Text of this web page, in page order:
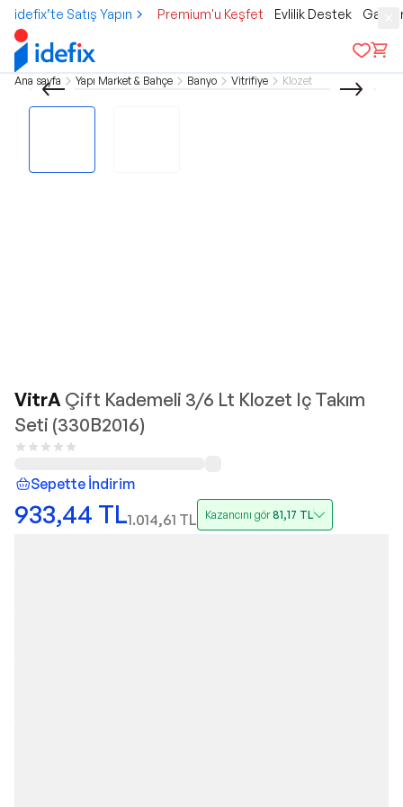
idefix’te Satış Yapın Premium'u Keşfet Evlilik Destek
Ana sayfa Yapı Market & Bahçe Banyo Vitrifiye Klozet
VitrA Çift Kademeli 3/6 Lt Klozet Iç Takım
Seti (330B2016)
Sepette İndirim
933,44 TL1.014,61 TL Kazancını gör81,17 TL